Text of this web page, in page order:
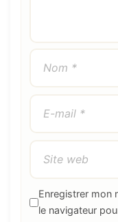
Enregistrer mon
le navigateur